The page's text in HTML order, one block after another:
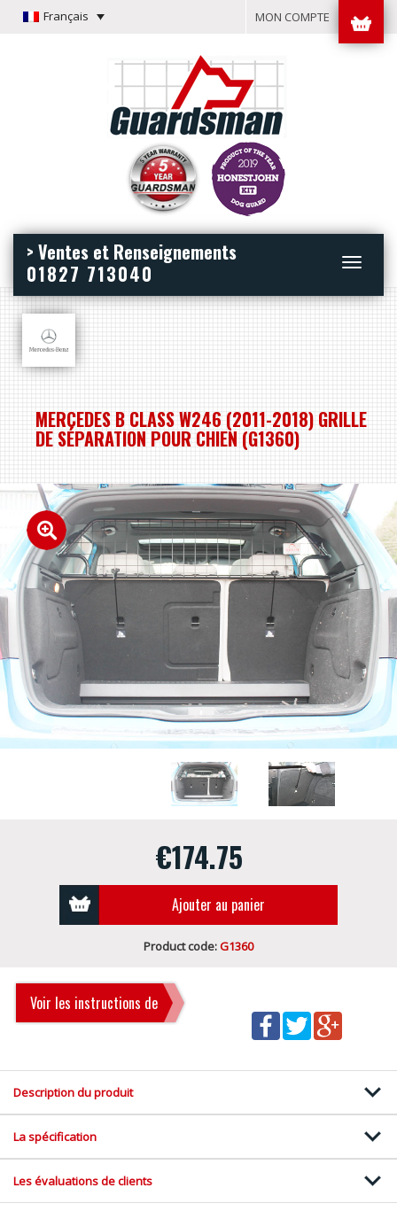
Français MON COMPTE
Toggle
> Ventes et Renseignements
01827 713040
MERCEDES B CLASS W246 (2011-2018) GRILLE
DE SÉPARATION POUR CHIEN (G1360)
€174.75
Ajouter au panier
Product code:G1360
Voir les instructions de
Description du produit
La spécification
Les évaluations de clients